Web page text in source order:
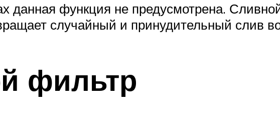
данная функция не предусмотрена.
случайный и принудительный слив
фильтр